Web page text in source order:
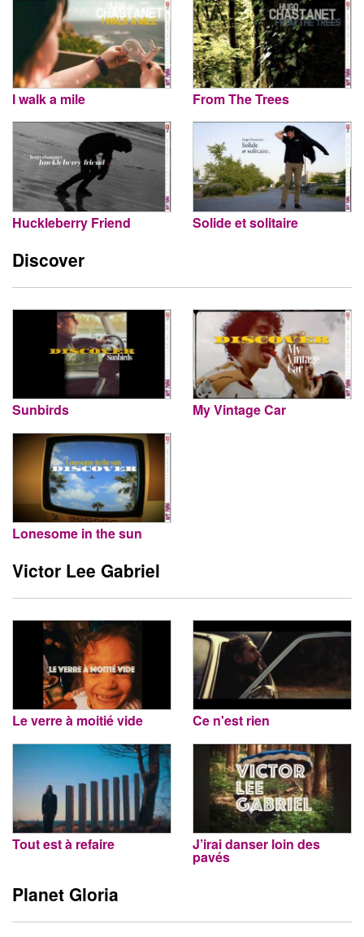
I walk a mile From The Trees
Huckleberry Friend Solide et solitaire
Discover
Sunbirds My Vintage Car
Lonesome in the sun
Victor Lee Gabriel
Le verre à moitié vide Ce n'est rien
Tout est à refaire J’irai danser loin des
pavés
Planet Gloria